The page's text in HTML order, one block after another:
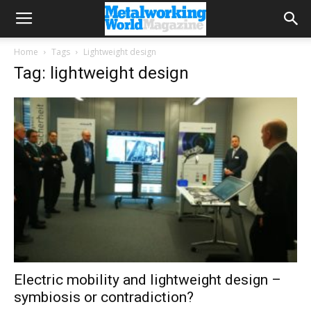
Home Tags Lightweight design
Tag: lightweight design
Electric mobility and lightweight design –
symbiosis or contradiction?